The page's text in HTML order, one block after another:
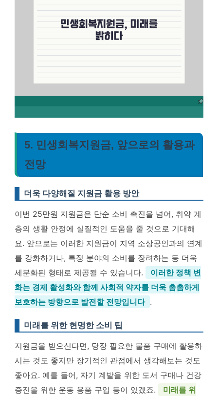
5. 민생회복지원금, 앞으로의 활용과
전망
더욱 다양해질 지원금 활용 방안
이번 25만원 지원금은 단순 소비 촉진을 넘어, 취약 계
층의 생활 안정에 실질적인 도움을 줄 것으로 기대해
요. 앞으로는 이러한 지원금이 지역 소상공인과의 연계
를 강화하거나, 특정 분야의 소비를 장려하는 등 더욱
세분화된 형태로 제공될 수 있습니다.
이러한 정책 변
화는 경제 활성화와 함께 사회적 약자를 더욱 촘촘하게
보호하는 방향으로 발전할 전망입니다 .
미래를 위한 현명한 소비 팁
지원금을 받으신다면, 당장 필요한 물품 구매에 활용하
시는 것도 좋지만 장기적인 관점에서 생각해보는 것도
좋아요. 예를 들어, 자기 계발을 위한 도서 구매나 건강
증진을 위한 운동 용품 구입 등이 있겠죠.
미래를 위